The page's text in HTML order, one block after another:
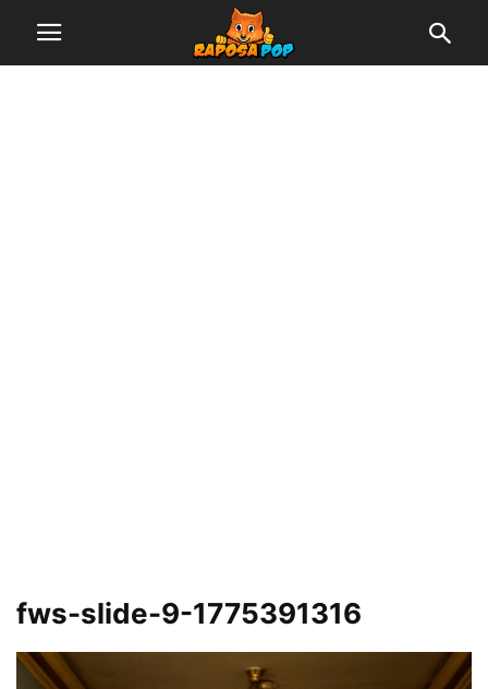
fws-slide-9-1775391316